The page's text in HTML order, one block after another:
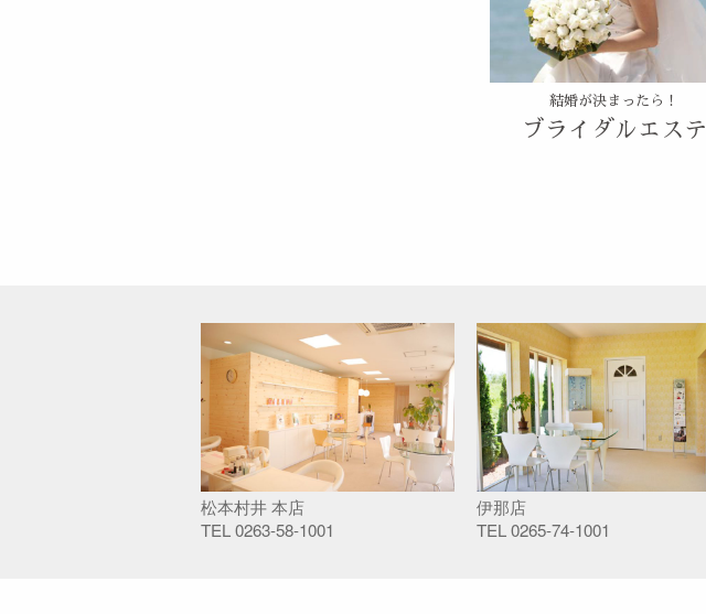
結婚が決まったら！
ブライダルエステ
松本村井 本店
TEL0263-58-1001
伊那店
TEL0265-74-1001